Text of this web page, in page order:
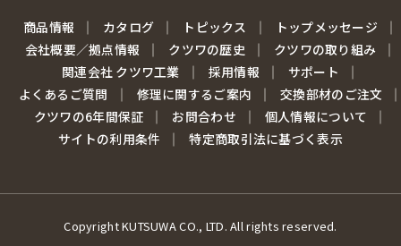
商品情報 カタログ トピックス
トップメッセージ
会社概要／拠点情報
クツワの歴史
クツワの取り組み
関連会社 クツワ工業
採用情報
サポート
よくあるご質問
修理に関するご案内
交換部材のご注文
クツワの6年間保証
お問合わせ
個人情報について
サイトの利用条件
特定商取引法に基づく表示
Copyright KUTSUWA CO., LTD. All rights reserved.